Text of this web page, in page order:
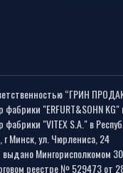
“ГРИН
"ERFURT&SOHN KG"
"VITEX S.A." в
г Минск, ул. Чюрлениса, 24
Мингорисполкомом
реестре № 529473 от